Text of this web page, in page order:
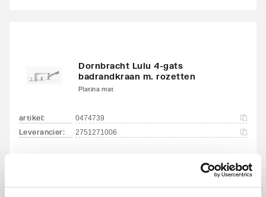
Dornbracht Lulu 4-gats
badrandkraan m. rozetten
Platina mat
artikel: 0474739
Leverancier: 2751271006